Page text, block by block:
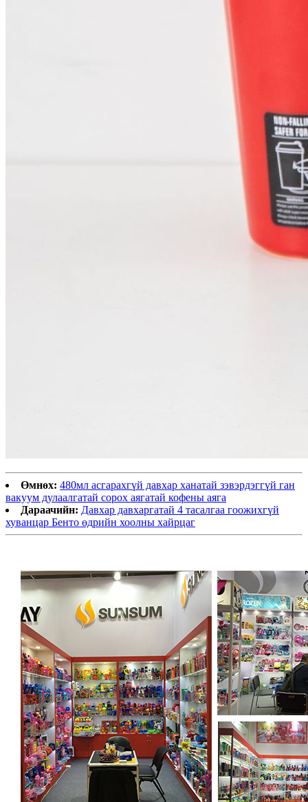
Өмнөх: 480мл асгарахгүй давхар ханатай зэвэрдэггүй ган
вакуум дулаалгатай сорох аягатай кофены аяга
Дараачийн: Давхар давхаргатай 4 тасалгаа гоожихгүй
хуванцар Бенто өдрийн хоолны хайрцаг